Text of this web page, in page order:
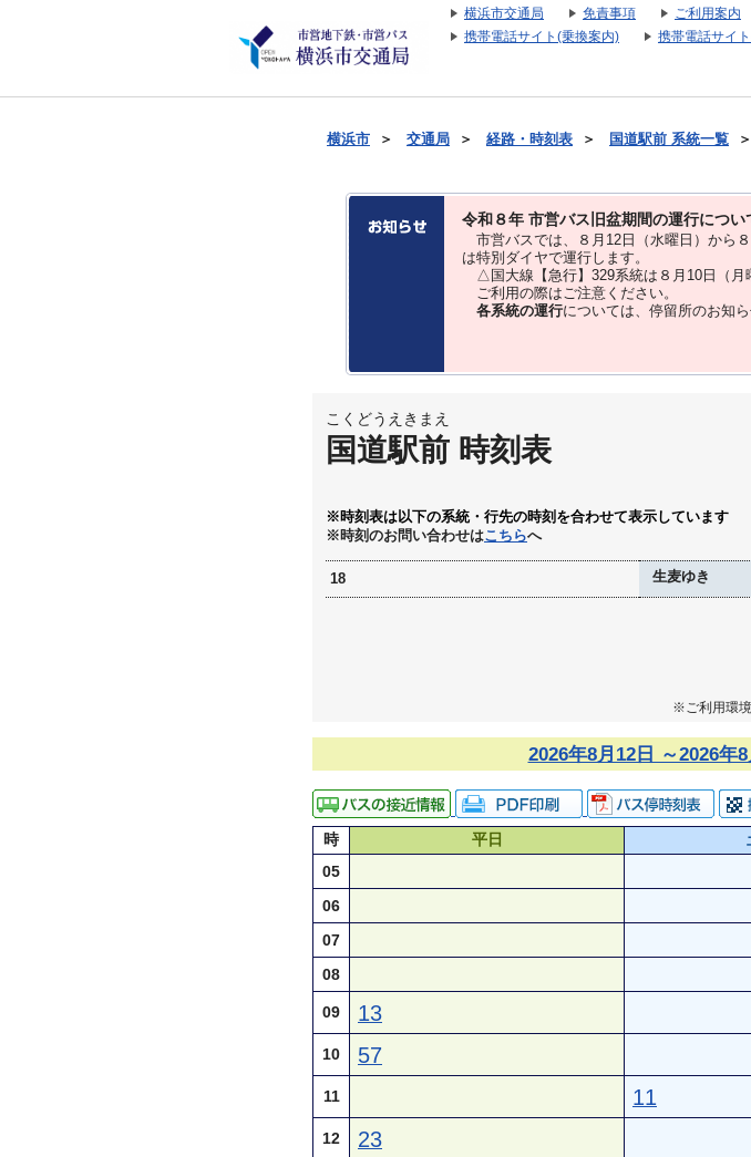
横浜市交通局 免責事項 ご利用案内
携帯電話サイト(乗換案内)
携帯電話サイ
横浜市 ＞ 交通局 ＞ 経路・時刻表 ＞ 国道駅前 系統一覧
令和８年 市営バス旧盆期間の運行につい
市営バスでは、８⽉12⽇（水曜日）から
は特別ダイヤで運⾏します。
△国大線【急行】329系統は８月10日（月
ご利用の際はご注意ください。
各系統の運行については、停留所のお知ら
こくどうえきまえ
国道駅前 時刻表
※時刻表は以下の系統・行先の時刻を合わせて表示しています
※時刻のお問い合わせはこちらへ
18 生麦ゆき
※ご利用環境
2026年8月12日 ～2026年
時 平日
05
06
07
08
09 13
10 57
11 11
12 23